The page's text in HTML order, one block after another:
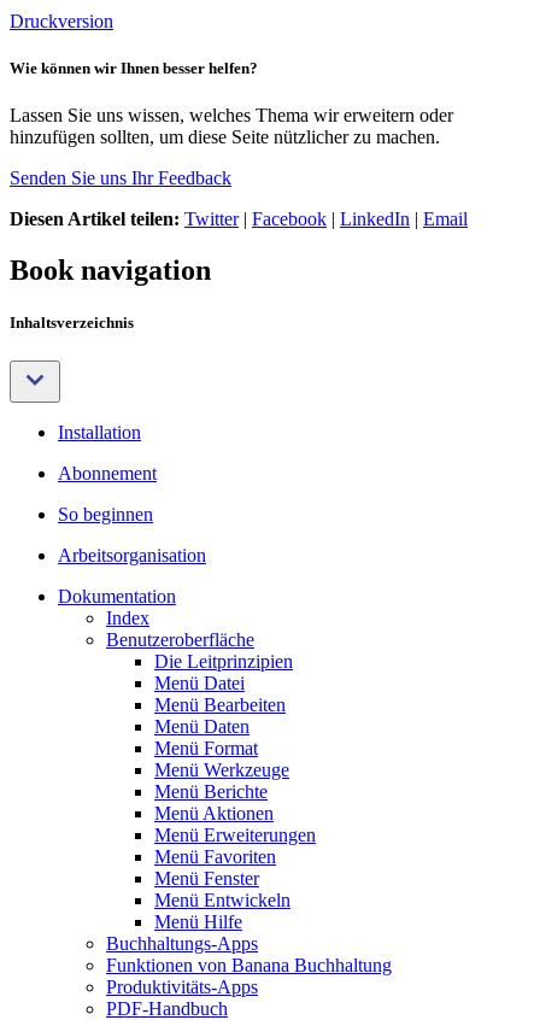
Druckversion
Wie können wir Ihnen besser helfen?
Lassen Sie uns wissen, welches Thema wir erweitern oder
hinzufügen sollten, um diese Seite nützlicher zu machen.
Senden Sie uns Ihr Feedback
Diesen Artikel teilen: Twitter| Facebook | LinkedIn | Email
Book navigation
Inhaltsverzeichnis
Installation
Abonnement
So beginnen
Arbeitsorganisation
Dokumentation
Index
Benutzeroberfläche
Die Leitprinzipien
Menü Datei
Menü Bearbeiten
Menü Daten
Menü Format
Menü Werkzeuge
Menü Berichte
Menü Aktionen
Menü Erweiterungen
Menü Favoriten
Menü Fenster
Menü Entwickeln
Menü Hilfe
Buchhaltungs-Apps
Funktionen von Banana Buchhaltung
Produktivitäts-Apps
PDF-Handbuch